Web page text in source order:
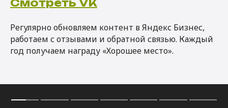
Смотреть VK
Регулярно обновляем контент в Яндекс Бизнес,
работаем с отзывами и обратной связью. Каждый
год получаем награду «Хорошее место».